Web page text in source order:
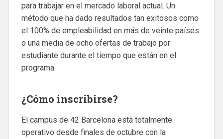
para trabajar en el mercado laboral actual. Un
método que ha dado resultados tan exitosos como
el 100% de empleabilidad en más de veinte países
o una media de ocho ofertas de trabajo por
estudiante durante el tiempo que están en el
programa.
¿Cómo inscribirse?
El campus de 42 Barcelona está totalmente
operativo desde finales de octubre con la